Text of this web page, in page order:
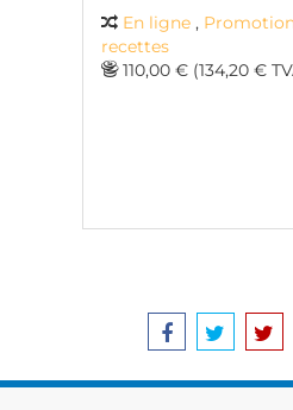
En ligne ,
recettes
110,00 € (134,20 €